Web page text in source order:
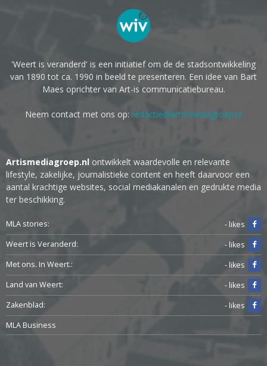
'Weert is veranderd' is een initiatief om de de stadsontwikkeling
van 1890 tot ca. 1990 in beeld te presenteren. Een idee van Bart
Maes oprichter van Art-is communicatiebureau.
Neem contact met ons op: redactie@artismediagroep.nl
Artismediagroep.nl ontwikkelt waardevolle en relevante
lifestyle, zakelijke, journalistieke content en heeft daarvoor een
aantal krachtige websites, social mediakanalen en gedrukte media
ter beschikking.
MLA stories:
- likes
Weert is Veranderd:
- likes
Met ons. In Weert.:
- likes
Land van Weert:
- likes
Zakenblad:
- likes
MLA Business